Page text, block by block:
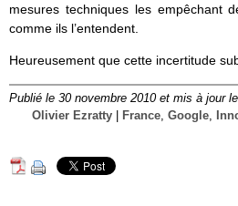
mesures techniques les empêchant
comme ils l’entendent.
Heureusement que cette incertitude
Publié le 30 novembre 2010 et mis à jour
Olivier Ezratty
France, Google,